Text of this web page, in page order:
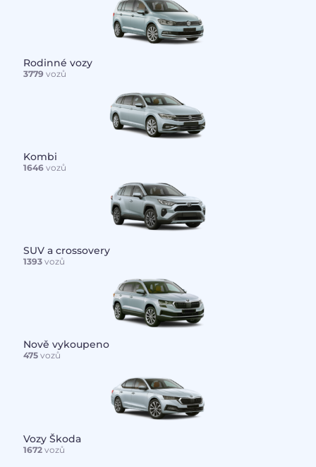
Rodinné vozy
3779 vozů
Kombi
1646vozů
SUV a crossovery
1393vozů
Nově vykoupeno
475vozů
Vozy Škoda
1672vozů